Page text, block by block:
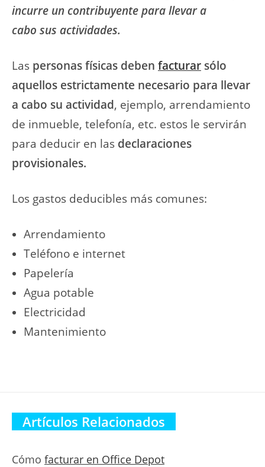
incurre un contribuyente para llevar a
cabo sus actividades.
Las personas físicas deben facturar sólo
aquellos estrictamente necesario para llevar
a cabo su actividad, ejemplo, arrendamiento
de inmueble, telefonía, etc. estos le servirán
para deducir en las declaraciones
provisionales.
Los gastos deducibles más comunes:
Arrendamiento
Teléfono e internet
Papelería
Agua potable
Electricidad
Mantenimiento
Artículos Relacionados
Cómo facturar en Office Depot